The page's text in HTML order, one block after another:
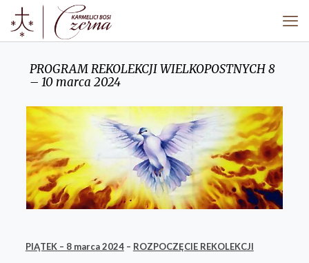
PROGRAM REKOLEKCJI WIELKOPOSTNYCH 8
– 10 marca 2024
PIĄTEK – 8 marca 2024 – ROZPOCZĘCIE REKOLEKCJI